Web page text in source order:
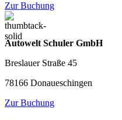
Zur Buchung
Autowelt Schuler GmbH
Breslauer Straße 45
78166 Donaueschingen
Zur Buchung